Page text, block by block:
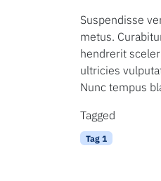
Suspendisse
metus.
hendrerit
ultricies
Nunc tempus
Tagged
Tag 1